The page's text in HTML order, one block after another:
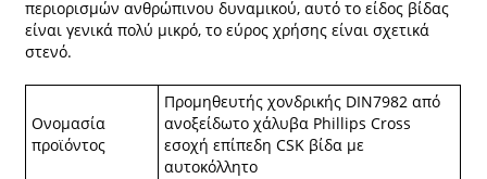
περιορισμών ανθρώπινου δυναμικού, αυτό το είδος βίδας
είναι γενικά πολύ μικρό, το εύρος χρήσης είναι σχετικά
στενό.
Ονομασία
προϊόντος
Προμηθευτής χονδρικής DIN7982 από
ανοξείδωτο χάλυβα Phillips Cross
εσοχή επίπεδη CSK βίδα με
αυτοκόλλητο